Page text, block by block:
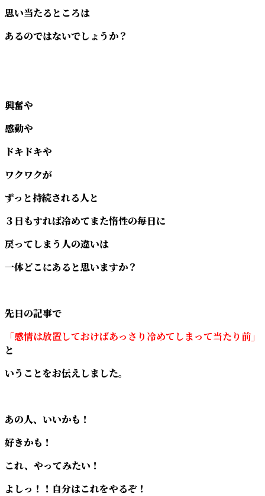
思い当たるところは
あるのではないでしょうか？
興奮や
感動や
ドキドキや
ワクワクが
ずっと持続される人と
３日もすれば冷めてまた惰性の毎日に
戻ってしまう人の違いは
一体どこにあると思いますか？
先日の記事で
「感情は放置しておけばあっさり冷めてしまって当たり前」
と
いうことをお伝えしました。
あの人、いいかも！
好きかも！
これ、やってみたい！
よしっ！！自分はこれをやるぞ！